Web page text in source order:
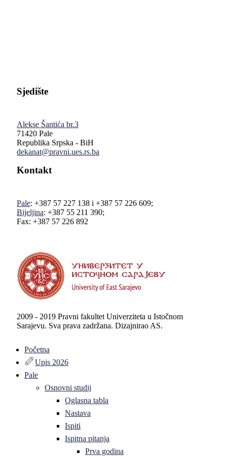
Sjedište
Alekse Šantića br.3
71420 Pale
Republika Srpska - BiH
dekanat@pravni.ues.rs.ba
Kontakt
Pale: +387 57 227 138 i +387 57 226 609;
Bijeljina: +387 55 211 390;
Fax: +387 57 226 892
2009 - 2019 Pravni fakultet Univerziteta u Istočnom
Sarajevu. Sva prava zadržana. Dizajnirao AS.
Početna
Upis 2026
Pale
Osnovni studij
Oglasna tabla
Nastava
Ispiti
Ispitna pitanja
Prva godina